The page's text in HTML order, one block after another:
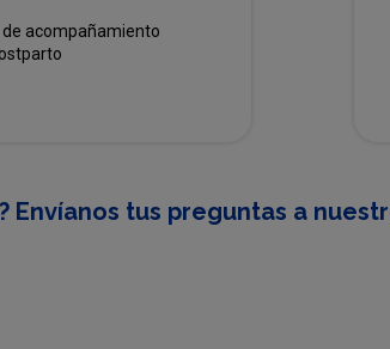
acompañamiento
Envíanos tus preguntas a